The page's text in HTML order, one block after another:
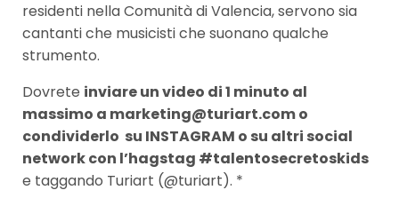
residenti nella Comunità di Valencia, servono sia
cantanti che musicisti che suonano qualche
strumento.
Dovrete inviare un video di 1 minuto al
massimo a marketing@turiart.com o
condividerlo su INSTAGRAM o su altri social
network con l’hagstag #talentosecretoskids
e taggando Turiart (@turiart). *